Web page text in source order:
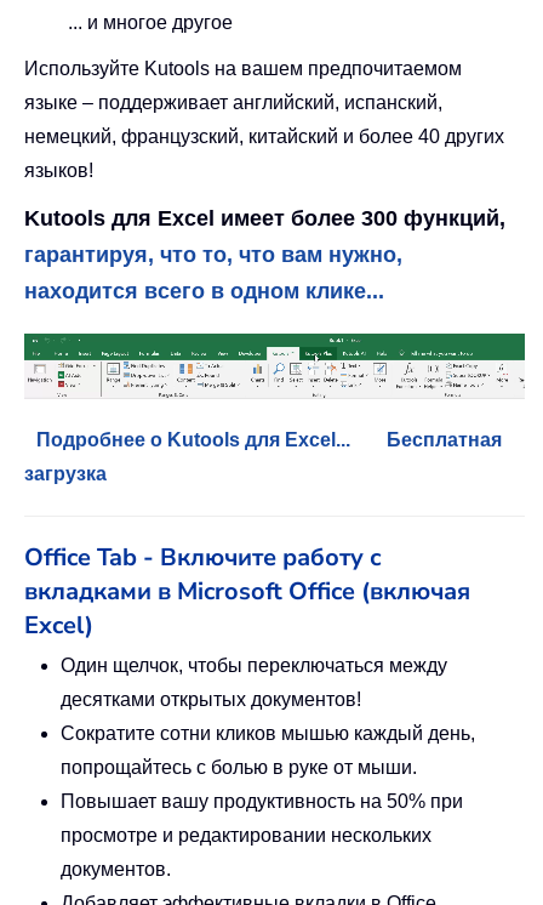
... и многое другое
Используйте Kutools на вашем предпочитаемом
языке – поддерживает английский, испанский,
немецкий, французский, китайский и более 40 других
языков!
Kutools для Excel имеет более 300 функций,
гарантируя, что то, что вам нужно,
находится всего в одном клике...
Подробнее о Kutools для Excel...
Бесплатная
загрузка
Office Tab - Включите работу с
вкладками в Microsoft Office (включая
Excel)
Один щелчок, чтобы переключаться между
десятками открытых документов!
Сократите сотни кликов мышью каждый день,
попрощайтесь с болью в руке от мыши.
Повышает вашу продуктивность на 50% при
просмотре и редактировании нескольких
документов.